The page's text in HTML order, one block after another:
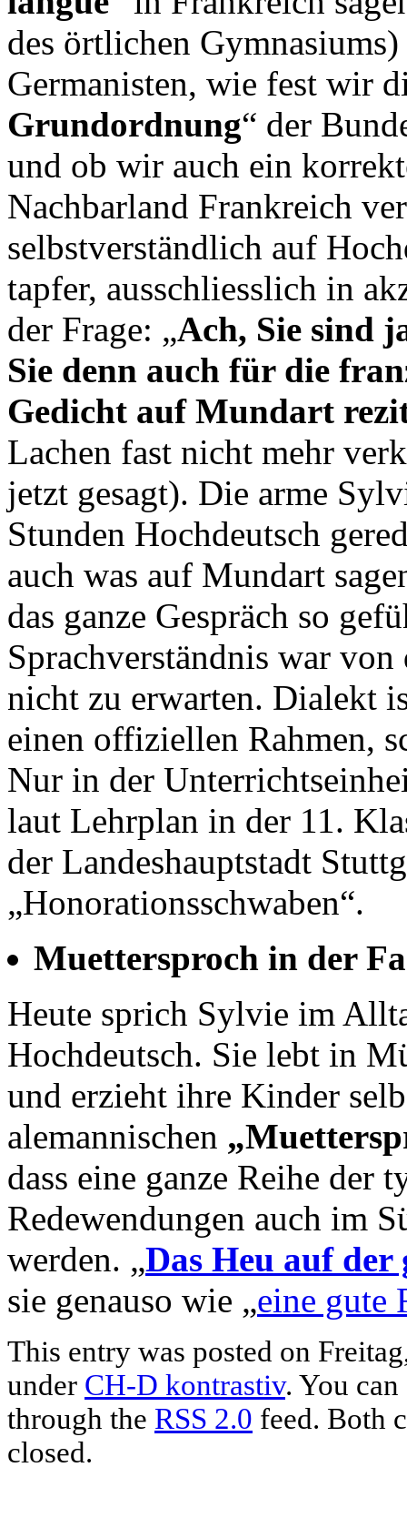
des örtlichen
Germanisten, wie fest wir
Grundordnung“ der
und ob wir auch ein
Nachbarland Frankreich
selbstverständlich auf
tapfer, ausschliesslich in
der Frage: „Ach, Sie sind
Sie denn auch für die
Gedicht auf Mundart
Lachen fast nicht mehr
jetzt gesagt). Die arme
Stunden Hochdeutsch
auch was auf Mundart
das ganze Gespräch so
Sprachverständnis war
nicht zu erwarten. Dialekt
einen offiziellen Rahmen,
Nur in der
laut Lehrplan in der 11.
der Landeshauptstadt
„Honorationsschwaben“.
Muettersproch in der
Heute sprich Sylvie im
Hochdeutsch. Sie lebt in
und erzieht ihre Kinder
alemannischen
dass eine ganze Reihe der
Redewendungen auch im
werden. „Das Heu auf der
sie genauso wie „eine gute
This entry was posted on
under CH-D kontrastiv. You
through the RSS 2.0 feed. Both
closed.